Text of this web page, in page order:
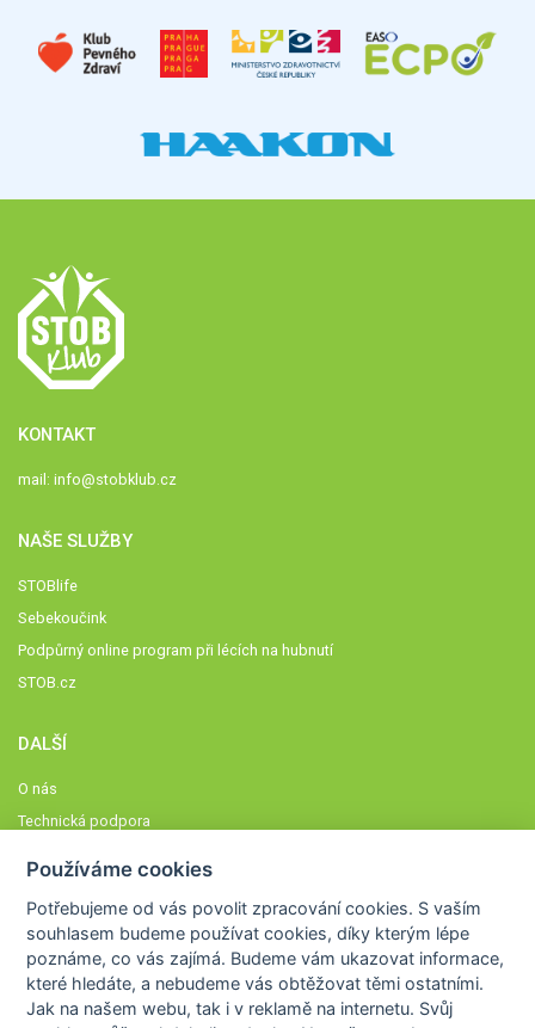
KONTAKT
mail: info@stobklub.cz
NAŠE SLUŽBY
STOBlife
Sebekoučink
Podpůrný online program při lécích na hubnutí
STOB.cz
DALŠÍ
O nás
Technická podpora
Členové STOBklubu
Zásady nakládání s osobními údaji
Otestujte se
Spočítejte si
Používáme cookies
Potřebujeme od vás povolit zpracování cookies. S vaším
souhlasem budeme používat cookies, díky kterým lépe
poznáme,co vás zajímá. Budeme vám ukazovat informace,
které hledáte, a nebudeme vás obtěžovat těmi ostatními.
Jak na našem webu, tak i v reklamě na internetu. Svůj